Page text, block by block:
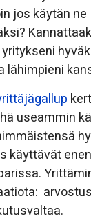
jos käytän ne
lähimpieni
useammin
käyttävät